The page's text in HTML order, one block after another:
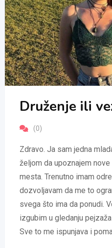
Druženje ili
(0)
Zdravo. Ja sam jedna
željom da upoznajem
mesta. Trenutno imam
dozvoljavam da me to
svega što ima da ponudi.
izgubim u gledanju
Sve to me ispunjava i